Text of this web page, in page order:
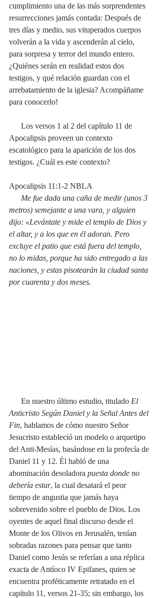
cumplimiento una de las más sorprendentes
resurrecciones jamás contada: Después de
tres días y medio, sus vituperados cuerpos
volverán a la vida y ascenderán al cielo,
para sorpresa y terror del mundo entero.
¿Quiénes serán en realidad estos dos
testigos, y qué relación guardan con el
arrebatamiento de la iglesia? Acompáñame
para conocerlo!
Apocalipsis proveen un contexto
escatológico para la aparición de los dos
testigos. ¿Cuál es este contexto?
Apocalipsis 11:1-2 NBLA
Me fue dada una caña de medir (unos 3
metros) semejante a una vara, y alguien
dijo: «Levántate y mide el templo de Dios y
el altar, y a los que en él adoran. Pero
excluye el patio que está fuera del templo,
no lo midas, porque ha sido entregado a las
naciones, y estas pisotearán la ciudad santa
por cuarenta y dos meses.
En nuestro último estudio, titulado El
Anticristo Según Daniel y la Señal Antes del
Fin, hablamos de cómo nuestro Señor
Jesucristo estableció un modelo o arquetipo
del Anti-Mesías, basándose en la profecía de
Daniel 11 y 12. Él habló de una
abominación desoladora puesta donde no
debería estar, la cual desatará el peor
tiempo de angustia que jamás haya
sobrevenido sobre el pueblo de Dios. Los
oyentes de aquel final discurso desde el
Monte de los Olivos en Jerusalén, tenían
sobradas razones para pensar que tanto
Daniel como Jesús se referían a una réplica
exacta de Antíoco IV Epifanes, quien se
encuentra proféticamente retratado en el
capítulo 11, versos 21-35; sin embargo, los